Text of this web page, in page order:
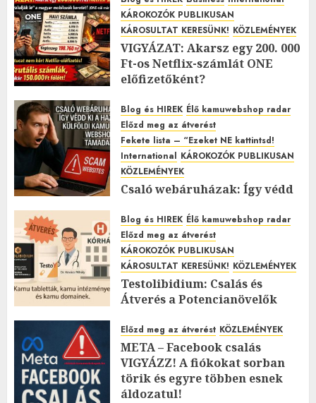
KÁROKOZÓK PUBLIKUSAN
KÁROSULTAT KERESÜNK! KÖZLEMÉNYEK
VIGYÁZAT: Akarsz egy 200. 000
Ft-os Netflix-számlát ONE
előfizetőként?
Blog és HIREK Élő kamuwebshop radar
Előzd meg az átverést
Fekete lista – “Ezeket NE kattintsd!
International KÁROKOZÓK PUBLIKUSAN
KÖZLEMÉNYEK
Csaló webáruházak: Így védd
webshopok támadásait!
2025.11.12. 0
Blog és HIREK Élő kamuwebshop radar
Előzd meg az átverést
KÁROKOZÓK PUBLIKUSAN
KÁROSULTAT KERESÜNK! KÖZLEMÉNYEK
Testolibidium: Csalás és
Átverés a Potencianövelők
2025.11.07. 0
Előzd meg az átverést KÖZLEMÉNYEK
META – Facebook csalás
VIGYÁZZ! A fiókokat sorban
törik és egyre többen esnek
áldozatul!